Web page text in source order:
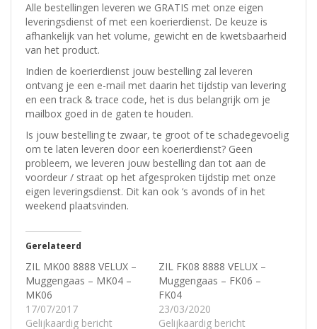
Alle bestellingen leveren we GRATIS met onze eigen
leveringsdienst of met een koerierdienst. De keuze is
afhankelijk van het volume, gewicht en de kwetsbaarheid
van het product.
Indien de koerierdienst jouw bestelling zal leveren
ontvang je een e-mail met daarin het tijdstip van levering
en een track & trace code, het is dus belangrijk om je
mailbox goed in de gaten te houden.
Is jouw bestelling te zwaar, te groot of te schadegevoelig
om te laten leveren door een koerierdienst? Geen
probleem, we leveren jouw bestelling dan tot aan de
voordeur / straat op het afgesproken tijdstip met onze
eigen leveringsdienst. Dit kan ook ‘s avonds of in het
weekend plaatsvinden.
Gerelateerd
ZIL MK00 8888 VELUX –
Muggengaas – MK04 –
MK06
17/07/2017
Gelijkaardig bericht
ZIL FK08 8888 VELUX –
Muggengaas – FK06 –
FK04
23/03/2020
Gelijkaardig bericht